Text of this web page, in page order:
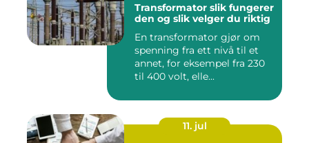
Transformator slik fungerer
den og slik velger du riktig
En transformator gjør om
spenning fra ett nivå til et
annet, for eksempel fra 230
til 400 volt, elle...
11. jul